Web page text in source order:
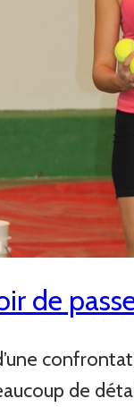
de
de